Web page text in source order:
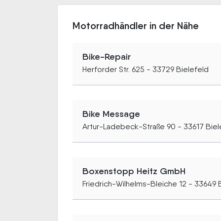
Motorradhändler in der Nähe
Bike-Repair
Herforder Str. 625 - 33729 Bielefeld
Bike Message
Artur-Ladebeck-Straße 90 - 33617
Boxenstopp Heitz GmbH
Friedrich-Wilhelms-Bleiche 12 - 33649